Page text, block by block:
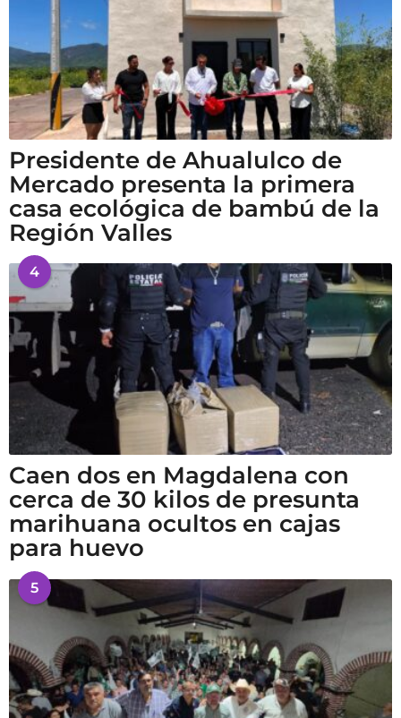
Presidente de Ahualulco de
Mercado presenta la primera
casa ecológica de bambú de la
Región Valles
4
Caen dos en Magdalena con
cerca de 30 kilos de presunta
marihuana ocultos en cajas
para huevo
5